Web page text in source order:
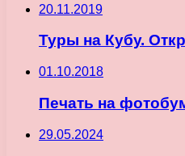
20.11.2019
Туры на Кубу.
01.10.2018
Печать на
29.05.2024